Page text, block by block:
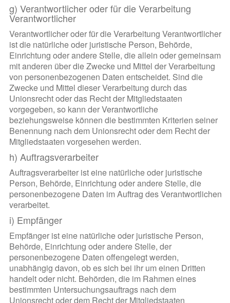
g) Verantwortlicher oder für die Verarbeitung
Verantwortlicher
Verantwortlicher oder für die Verarbeitung Verantwortlicher
ist die natürliche oder juristische Person, Behörde,
Einrichtung oder andere Stelle, die allein oder gemeinsam
mit anderen über die Zwecke und Mittel der Verarbeitung
von personenbezogenen Daten entscheidet. Sind die
Zwecke und Mittel dieser Verarbeitung durch das
Unionsrecht oder das Recht der Mitgliedstaaten
vorgegeben, so kann der Verantwortliche
beziehungsweise können die bestimmten Kriterien seiner
Benennung nach dem Unionsrecht oder dem Recht der
Mitgliedstaaten vorgesehen werden.
h) Auftragsverarbeiter
Auftragsverarbeiter ist eine natürliche oder juristische
Person, Behörde, Einrichtung oder andere Stelle, die
personenbezogene Daten im Auftrag des Verantwortlichen
verarbeitet.
i) Empfänger
Empfänger ist eine natürliche oder juristische Person,
Behörde, Einrichtung oder andere Stelle, der
personenbezogene Daten offengelegt werden,
unabhängig davon, ob es sich bei ihr um einen Dritten
handelt oder nicht. Behörden, die im Rahmen eines
bestimmten Untersuchungsauftrags nach dem
Unionsrecht oder dem Recht der Mitgliedstaaten